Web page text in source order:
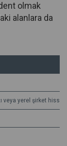
olmak
alanlara da
veya yerel şirket